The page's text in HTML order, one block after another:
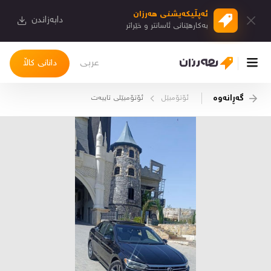
ئەپڵیكەیشنی هەرزان
بەكارهێنانی ئاسانتر و خێراتر دابەزاندن
دانانی کاڵا عربی
دوا بینراوەکان
گەڕانەوە ئۆتۆمبێل ئۆتۆمبێلی تایبه‌ت